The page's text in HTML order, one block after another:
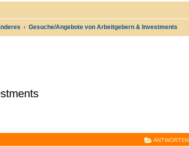
Gesuche/Angebote von Arbeitgebern & Investments
SUCHE
ANTWORTEN